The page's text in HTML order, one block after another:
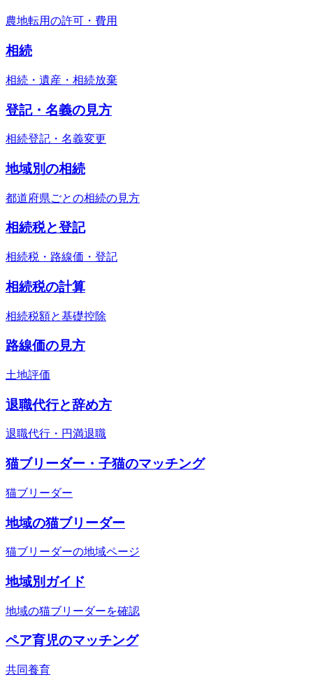
農地転用の許可・費用
相続
相続・遺産・相続放棄
登記・名義の見方
相続登記・名義変更
地域別の相続
都道府県ごとの相続の見方
相続税と登記
相続税・路線価・登記
相続税の計算
相続税額と基礎控除
路線価の見方
土地評価
退職代行と辞め方
退職代行・円満退職
猫ブリーダー・子猫のマッチング
猫ブリーダー
地域の猫ブリーダー
猫ブリーダーの地域ページ
地域別ガイド
地域の猫ブリーダーを確認
ペア育児のマッチング
共同養育